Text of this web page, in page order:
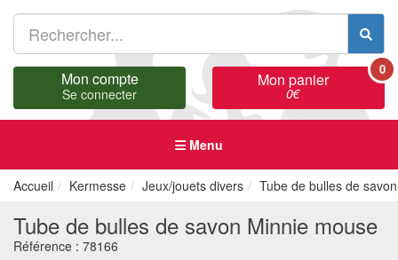
Mon compte
Se connecter
Mon panier
0€
0
Menu
Accueil Kermesse Jeux/jouets divers Tube de bulles de
Tube de bulles de savon Minnie mouse
Référence : 78166